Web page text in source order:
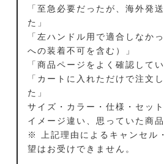
「至急必要だったが、海外発
た」
「左ハンドル用で適合しなか
への装着不可を含む）」
「商品ページをよく確認して
「カートに入れただけで注文
た」
サイズ・カラー・仕様・セッ
イメージ違い、思っていた商
※ 上記理由によるキャンセル
望はお受けできません。